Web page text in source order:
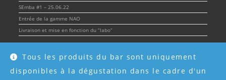
Tous les produits du bar sont uniquement
disponibles à la dégustation dans le cadre d'un
SEmba #1 – 25.06.22
Entrée de la gamme NAO
Livraison et mise en fonction du “labo”
© Spirit & Cocktail Embassy 2022 - SPCKE - SIRET 908 216 955 00017 -